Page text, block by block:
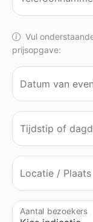
Vul
prijsopgave:
Datum van
Tijdstip of
Locatie / Plaats
Aantal bezoekers